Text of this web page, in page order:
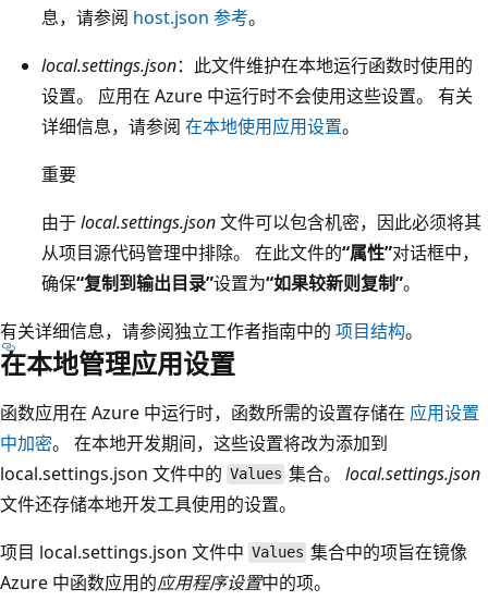
息，请参阅 host.json 参考。
local.settings.json：此文件维护在本地运行函数时使用的
设置。 应用在 Azure 中运行时不会使用这些设置。 有关
详细信息，请参阅 在本地使用应用设置。
重要
由于local.settings.json文件可以包含机密，因此必须将其
从项目源代码管理中排除。 在此文件的“属性”对话框中，
确保“复制到输出目录”设置为“如果较新则复制”。
有关详细信息，请参阅独立工作者指南中的 项目结构。
在本地管理应用设置
函数应用在 Azure 中运行时，函数所需的设置存储在 应用设置
中加密。 在本地开发期间，这些设置将改为添加到
local.settings.json 文件中的 Values 集合。
local.settings.json
文件还存储本地开发工具使用的设置。
项目 local.settings.json 文件中 Values 集合中的项旨在镜像
Azure 中函数应用的应用程序设置中的项。